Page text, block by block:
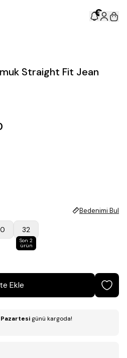
5
Straight Fit Jean
Bedenimi Bul
32
Son 2
ürün
Ekle
Pazartesi günü kargoda!